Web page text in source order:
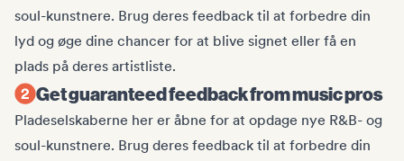
soul-kunstnere. Brug deres feedback til at forbedre din
lyd og øge dine chancer for at blive signet eller få en
plads på deres artistliste.
Get guaranteed feedback from music pros
Pladeselskaberne her er åbne for at opdage nye R&B- og
soul-kunstnere. Brug deres feedback til at forbedre din